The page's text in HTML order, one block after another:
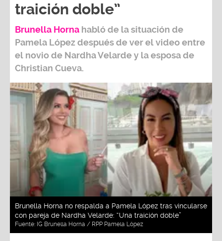
traición doble”
Brunella Horna habló de la situación de
Pamela Lópezdespués de ver el video entre
el novio de Nardha Velardey la esposa de
Christian Cueva.
Brunella Horna no respalda a Pamela López tras vincularse
con pareja de Nardha Velarde: “Una traición doble”
Fuente: IG Brunella Horna / RPP Pamela López